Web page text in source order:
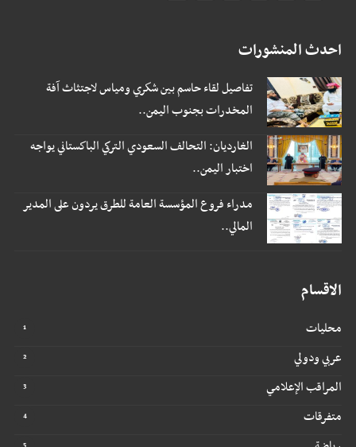
احدث المنشورات
تفاصيل لقاء حاسم بين شكري ومياس لاجتثاث آفة
المخدرات بجنوب اليمن..
الغارديان: التحالف السعودي التركي الباكستاني يواجه
اختبار اليمن..
مدراء فروع المؤسسة العامة للطرق يردون على المدير
المالي..
الاقسام
محليات
عربي ودولي
المراقب الإعلامي
متفرقات